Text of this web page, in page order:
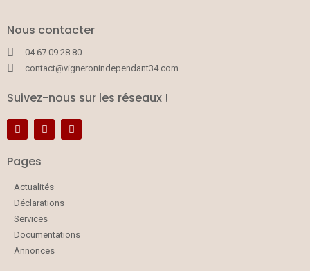
Nous contacter
04 67 09 28 80
contact@vigneronindependant34.com
Suivez-nous sur les réseaux !
Pages
Actualités
Déclarations
Services
Documentations
Annonces